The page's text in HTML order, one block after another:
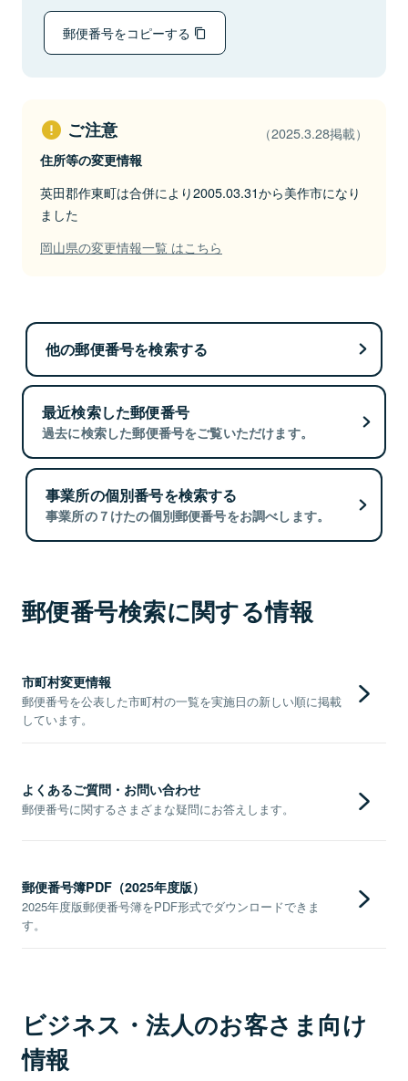
郵便番号をコピーする
ご注意 （2025.3.28掲載）
住所等の変更情報
英田郡作東町は合併により2005.03.31から美作市になり
ました
岡山県の変更情報一覧 はこちら
他の郵便番号を検索する
最近検索した郵便番号
過去に検索した郵便番号をご覧いただけます。
事業所の個別番号を検索する
事業所の７けたの個別郵便番号をお調べします。
郵便番号検索に関する情報
市町村変更情報
郵便番号を公表した市町村の一覧を実施日の新しい順に掲載
しています。
よくあるご質問・お問い合わせ
郵便番号に関するさまざまな疑問にお答えします。
郵便番号簿PDF（2025年度版）
2025年度版郵便番号簿をPDF形式でダウンロードできま
す。
ビジネス・法人のお客さま向け
情報